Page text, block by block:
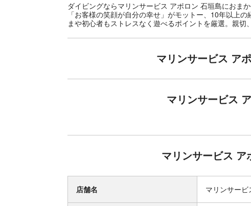
ダイビングならマリンサービス アポロン 石垣島におま
「お客様の笑顔が自分の幸せ」がモットー、10年以上
まや初心者もストレスなく遊べるポイントを厳選。親切
マリンサービス ア
マリンサービス
マリンサービス ア
店舗名 マリンサー